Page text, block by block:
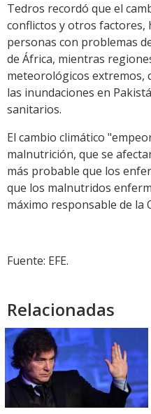
Tedros recordó que el
conflictos y otros factores,
personas con problemas
de África, mientras
meteorológicos extremos,
las inundaciones en
sanitarios.
El cambio climático
malnutrición, que se
más probable que los
que los malnutridos
máximo responsable de la
Fuente: EFE.
Relacionadas